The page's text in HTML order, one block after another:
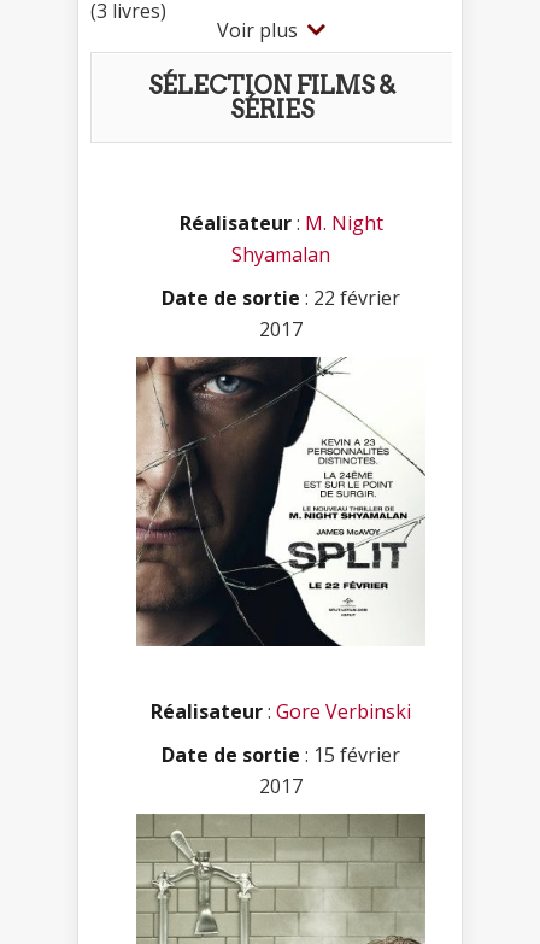
(3 livres)
Voir plus
SÉLECTION FILMS &
SÉRIES
Réalisateur: M. Night
Shyamalan
Date de sortie : 22 février
2017
Réalisateur: Gore Verbinski
Date de sortie : 15 février
2017